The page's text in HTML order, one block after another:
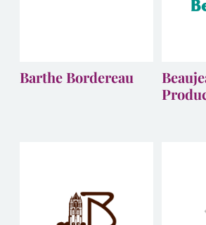
Barthe Bordereau